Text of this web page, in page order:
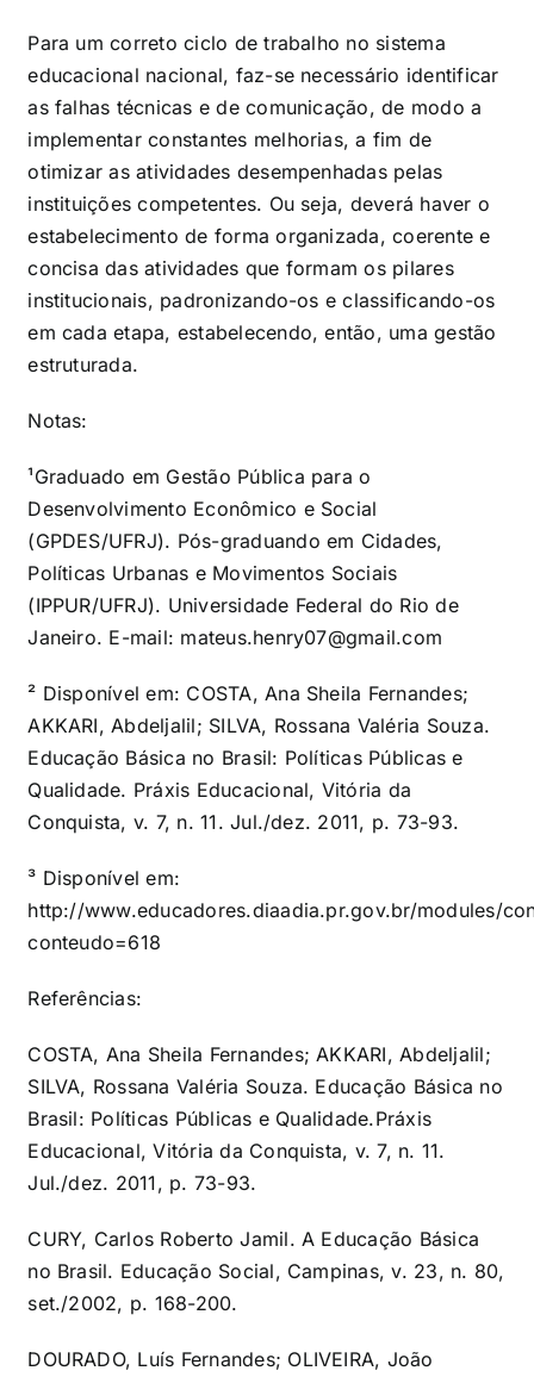
Para um correto ciclo de trabalho no sistema
educacional nacional, faz-se necessário identificar
as falhas técnicas e de comunicação, de modo a
implementar constantes melhorias, a fim de
otimizar as atividades desempenhadas pelas
instituições competentes. Ou seja, deverá haver o
estabelecimento de forma organizada, coerente e
concisa das atividades que formam os pilares
institucionais, padronizando-os e classificando-os
em cada etapa, estabelecendo, então, uma gestão
estruturada.
Notas:
¹Graduado em Gestão Pública para o
Desenvolvimento Econômico e Social
(GPDES/UFRJ). Pós-graduando em Cidades,
Políticas Urbanas e Movimentos Sociais
(IPPUR/UFRJ). Universidade Federal do Rio de
Janeiro. E-mail: mateus.henry07@gmail.com
² Disponível em: COSTA, Ana Sheila Fernandes;
AKKARI, Abdeljalil; SILVA, Rossana Valéria Souza.
Educação Básica no Brasil: Políticas Públicas e
Qualidade. Práxis Educacional, Vitória da
Conquista, v. 7, n. 11. Jul./dez. 2011, p. 73-93.
³ Disponível em:
http://www.educadores.diaadia.pr.gov.br/modules/
conteudo=618
Referências:
COSTA, Ana Sheila Fernandes; AKKARI, Abdeljalil;
SILVA, Rossana Valéria Souza. Educação Básica no
Brasil: Políticas Públicas e Qualidade.Práxis
Educacional, Vitória da Conquista, v. 7, n. 11.
Jul./dez. 2011, p. 73-93.
CURY, Carlos Roberto Jamil. A Educação Básica
no Brasil. Educação Social, Campinas, v. 23, n. 80,
set./2002, p. 168-200.
DOURADO, Luís Fernandes; OLIVEIRA, João